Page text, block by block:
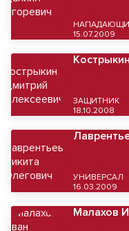
15.07.2009
ЗАЩИТНИК
18.10.2008
УНИВЕРСАЛ
16.03.2009
Малахов